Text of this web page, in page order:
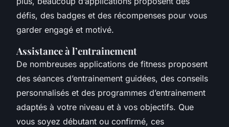
défis, des badges et des récompenses pour vous
garder engagé et motivé.
Assistance à l’entrainement
De nombreuses applications de fitness proposent
des séances d’entrainement guidées, des conseils
personnalisés et des programmes d’entrainement
adaptés à votre niveau et à vos objectifs. Que
vous soyez débutant ou confirmé, ces